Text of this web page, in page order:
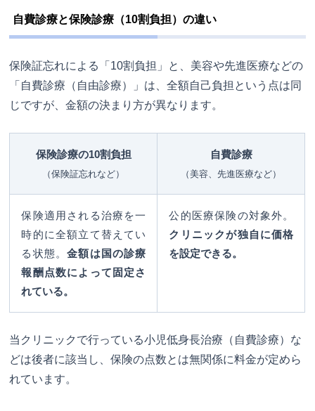
自費診療と保険診療（10割負担）の違い
保険証忘れによる「10割負担」と、美容や先進医療などの
「自費診療（自由診療）」は、全額自己負担という点は同
じですが、金額の決まり方が異なります。
保険診療の10割負担
（保険証忘れなど）
自費診療
（美容、先進医療など）
保険適用される治療を一
時的に全額立て替えてい
る状態。金額は国の診療
報酬点数によって固定さ
れている。
公的医療保険の対象外。
クリニックが独自に価格
を設定できる。
当クリニックで行っている小児低身長治療（自費診療）な
どは後者に該当し、保険の点数とは無関係に料金が定めら
れています。